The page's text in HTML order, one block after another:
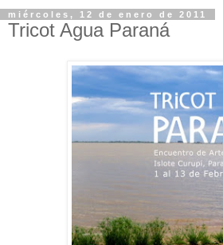
miércoles, 12 de enero de 2011
Tricot Agua Paraná